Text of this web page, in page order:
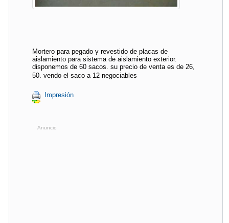
Mortero para pegado y revestido de placas de
aislamiento para sistema de aislamiento exterior.
disponemos de 60 sacos. su precio de venta es de 26,
50. vendo el saco a 12 negociables
Impresión
Anuncio